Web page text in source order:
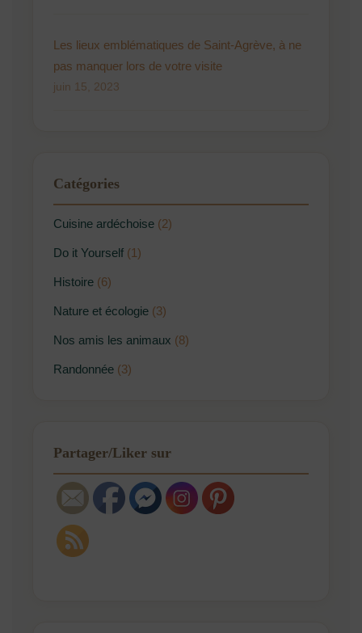
Les lieux emblématiques de Saint-Agrève, à ne
pas manquer lors de votre visite
juin 15, 2023
Catégories
Cuisine ardéchoise (2)
Do it Yourself (1)
Histoire (6)
Nature et écologie (3)
Nos amis les animaux (8)
Randonnée (3)
Partager/Liker sur